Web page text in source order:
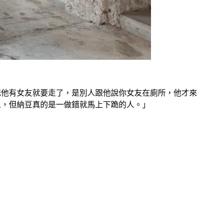
有女友就要走了，是別人跟他說你女友在廁所，他才來
但納豆真的是一做錯就馬上下跪的人。」